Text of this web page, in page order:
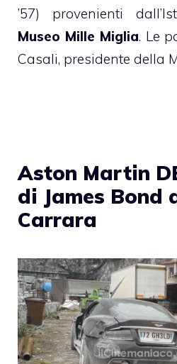
’57) provenienti
Museo Mille Miglia. Le
Casali, presidente della
Aston Martin
di James Bond
Carrara